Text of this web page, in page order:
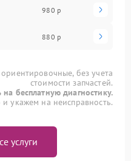
980 р
880 р
без учета
стоимости запчастей.
на бесплатную диагностику.
укажем на неисправность.
услуги